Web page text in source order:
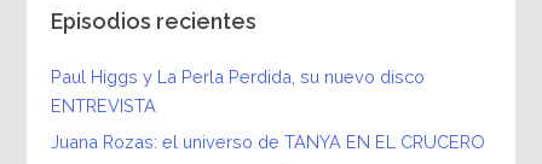
Episodios recientes
Paul Higgs y La Perla Perdida, su nuevo disco
ENTREVISTA
Juana Rozas: el universo de TANYA EN EL CRUCERO